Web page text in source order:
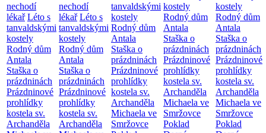
nechodí
lékař Léto s
tanvaldskými
kostely
Rodný dům
Antala
Staška o
prázdninách
Prázdninové
prohlídky
kostela sv.
Archanděla
nechodí
lékař Léto s
tanvaldskými
kostely
Rodný dům
Antala
Staška o
prázdninách
Prázdninové
prohlídky
kostela sv.
Archanděla
tanvaldskými
kostely
Rodný dům
Antala
Staška o
prázdninách
Prázdninové
prohlídky
kostela sv.
Archanděla
Michaela ve
Smržovce
kostely
Rodný dům
Antala
Staška o
prázdninách
Prázdninové
prohlídky
kostela sv.
Archanděla
Michaela ve
Smržovce
Poklad
kostely
Rodný dům
Antala
Staška o
prázdninách
Prázdninové
prohlídky
kostela sv.
Archanděla
Michaela ve
Smržovce
Poklad